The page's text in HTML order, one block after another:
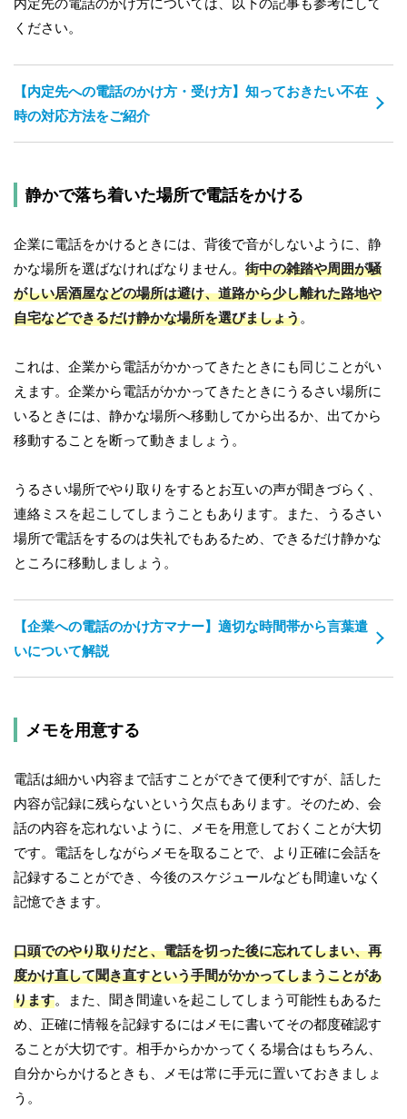
内定先の電話のかけ方については、以下の記事も参考にして
ください。
【内定先への電話のかけ方・受け方】知っておきたい不在
時の対応方法をご紹介
静かで落ち着いた場所で電話をかける
企業に電話をかけるときには、背後で音がしないように、静
かな場所を選ばなければなりません。 街中の雑踏や周囲が騒
がしい居酒屋などの場所は避け、道路から少し離れた路地や
自宅などできるだけ静かな場所を選びましょう。
これは、企業から電話がかかってきたときにも同じことがい
えます。企業から電話がかかってきたときにうるさい場所に
いるときには、静かな場所へ移動してから出るか、出てから
移動することを断って動きましょう。
うるさい場所でやり取りをするとお互いの声が聞きづらく、
連絡ミスを起こしてしまうこともあります。また、うるさい
場所で電話をするのは失礼でもあるため、できるだけ静かな
ところに移動しましょう。
【企業への電話のかけ方マナー】適切な時間帯から言葉遣
いについて解説
メモを用意する
電話は細かい内容まで話すことができて便利ですが、話した
内容が記録に残らないという欠点もあります。そのため、会
話の内容を忘れないように、メモを用意しておくことが大切
です。電話をしながらメモを取ることで、より正確に会話を
記録することができ、今後のスケジュールなども間違いなく
記憶できます。
口頭でのやり取りだと、電話を切った後に忘れてしまい、再
度かけ直して聞き直すという手間がかかってしまうことがあ
ります。また、聞き間違いを起こしてしまう可能性もあるた
め、正確に情報を記録するにはメモに書いてその都度確認す
ることが大切です。相手からかかってくる場合はもちろん、
自分からかけるときも、メモは常に手元に置いておきましょ
う。